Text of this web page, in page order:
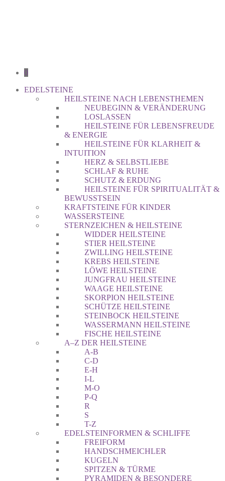
0
EDELSTEINE
HEILSTEINE NACH LEBENSTHEMEN
NEUBEGINN & VERÄNDERUNG
LOSLASSEN
HEILSTEINE FÜR LEBENSFREUDE
& ENERGIE
HEILSTEINE FÜR KLARHEIT &
INTUITION
HERZ & SELBSTLIEBE
SCHLAF & RUHE
SCHUTZ & ERDUNG
HEILSTEINE FÜR SPIRITUALITÄT &
BEWUSSTSEIN
KRAFTSTEINE FÜR KINDER
WASSERSTEINE
STERNZEICHEN & HEILSTEINE
WIDDER HEILSTEINE
STIER HEILSTEINE
ZWILLING HEILSTEINE
KREBS HEILSTEINE
LÖWE HEILSTEINE
JUNGFRAU HEILSTEINE
WAAGE HEILSTEINE
SKORPION HEILSTEINE
SCHÜTZE HEILSTEINE
STEINBOCK HEILSTEINE
WASSERMANN HEILSTEINE
FISCHE HEILSTEINE
A–Z DER HEILSTEINE
A-B
C-D
E-H
I-L
M-O
P-Q
R
S
T-Z
EDELSTEINFORMEN & SCHLIFFE
FREIFORM
HANDSCHMEICHLER
KUGELN
SPITZEN & TÜRME
PYRAMIDEN & BESONDERE